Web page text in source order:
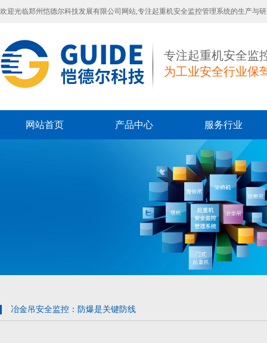
欢迎光临郑州恺德尔科技发展有限公司网站,专注起重机安全监控管理系统的生产与
专注起重机安全监
为工业安全行业保
网站首页 产品中心 服务行业
冶金吊安全监控：防爆是关键防线